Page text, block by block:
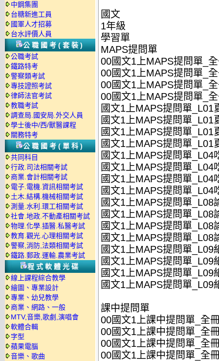
中鋼集團
台糖新進工員
國軍人才招募
台水評價人員
公職國考(套裝)
公職考試
鐵路特考
警察類考試
專技證照考試
律師法官考試
教職考試
調查局.國安局.外交人員
學士後中/西/獸醫課程
關務特考
公職國考(單科)
共同科目
行政.司法相關考試
商業.會計相關考試
電子.電機.資訊相關考試
土木.結構.機械相關考試
測量.水利.環工相關考試
社會.地政.不動產相關考試
物理.化學.插醫.私醫考試
教育.觀光.心理相關考試
警察,消防,法類相關考試
鐵路.郵政.運輸.農業考試
程式軟體光碟
線上課程綜合教學
繪圖、專業設計
專業、幼兒教學
商業、網路、一般
MTV,音樂,歌劇,演唱會
軟體合輯
字型
蘋果電腦
音樂、歌曲
國文
1年級
學習單
MAPS提問單
00國文1上MAPS提問單_
00國文1上MAPS提問單_
00國文1上MAPS提問單_
00國文1上MAPS提問單_
國文1上MAPS提問單_L01
國文1上MAPS提問單_L01
國文1上MAPS提問單_L01
國文1上MAPS提問單_L01
國文1上MAPS提問單_L04
國文1上MAPS提問單_L04
國文1上MAPS提問單_L04
國文1上MAPS提問單_L04
國文1上MAPS提問單_L08
國文1上MAPS提問單_L08
國文1上MAPS提問單_L08
國文1上MAPS提問單_L08
國文1上MAPS提問單_L09
國文1上MAPS提問單_L09
國文1上MAPS提問單_L09
國文1上MAPS提問單_L09
課中提問單
00國文1上課中提問單_全
00國文1上課中提問單_全
00國文1上課中提問單_全
00國文1上課中提問單_全